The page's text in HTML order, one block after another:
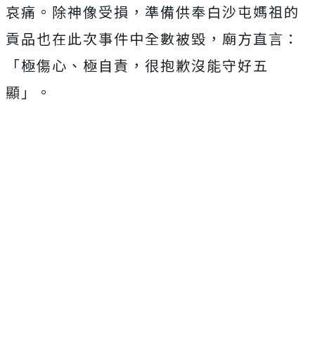
哀痛。除神像受損，準備供奉白沙屯媽祖的
貢品也在此次事件中全數被毀，廟方直言：
「極傷心、極自責，很抱歉沒能守好五
顯」。